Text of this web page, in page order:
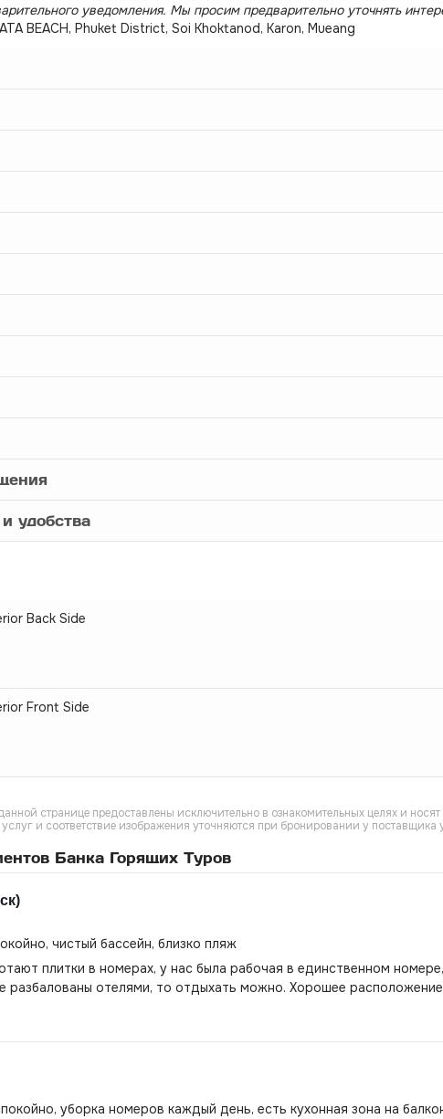
уведомления. Мы просим предварительно уточнять
BEACH, Phuket District, Soi Khoktanod, Karon, Mueang
удобства
Back Side
Front Side
странице предоставлены исключительно в ознакомительных целях и
и соответствие изображения уточняются при бронировании у поставщика
Банка Горящих Туров
чистый бассейн, близко пляж
плитки в номерах, у нас была рабочая в единственном
разбалованы отелями, то отдыхать можно. Хорошее
уборка номеров каждый день, есть кухонная зона на